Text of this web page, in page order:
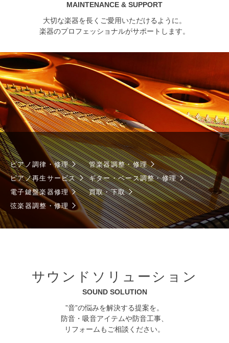
MAINTENANCE & SUPPORT
大切な楽器を長くご愛用いただけるように。
楽器のプロフェッショナルがサポートします。
ピアノ調律・修理
ピアノ再生サービス
電子鍵盤楽器修理
弦楽器調整・修理
管楽器調整・修理
ギター・ベース調整・修理
買取・下取
サウンドソリューション
SOUND SOLUTION
”音”の悩みを解決する提案を。
防音・吸音アイテムや防音工事、
リフォームもご相談ください。